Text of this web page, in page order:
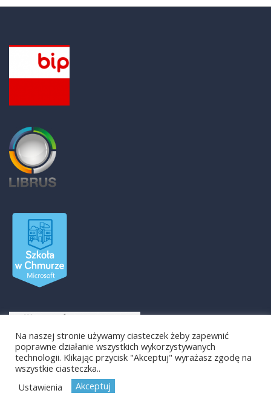
Na naszej stronie używamy ciasteczek żeby zapewnić
poprawne działanie wszystkich wykorzystywanych
technologii. Klikając przycisk "Akceptuj" wyrażasz zgodę na
wszystkie ciasteczka..
Ustawienia
Akceptuj